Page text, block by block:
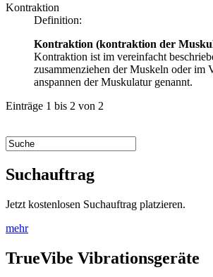
Kontraktion
Definition:
Kontraktion (kontraktion der
Kontraktion ist im vereinfacht
zusammenziehen der Muskeln oder im
anspannen der Muskulatur genannt.
Einträge 1 bis 2 von 2
Suchauftrag
Jetzt kostenlosen Suchauftrag platzieren.
mehr
TrueVibe Vibrationsgeräte